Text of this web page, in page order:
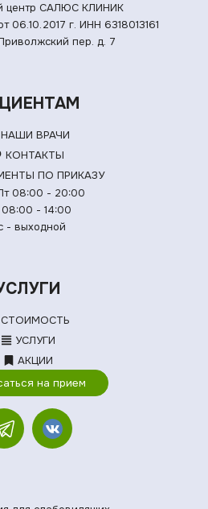
центр САЛЮС КЛИНИК
06.10.2017 г. ИНН 6318013161
пер. д. 7
НАШИ ВРАЧИ
КОНТАКТЫ
ПО ПРИКАЗУ
08:00 - 20:00
- 14:00
- выходной
УСЛУГИ
АКЦИИ
на прием